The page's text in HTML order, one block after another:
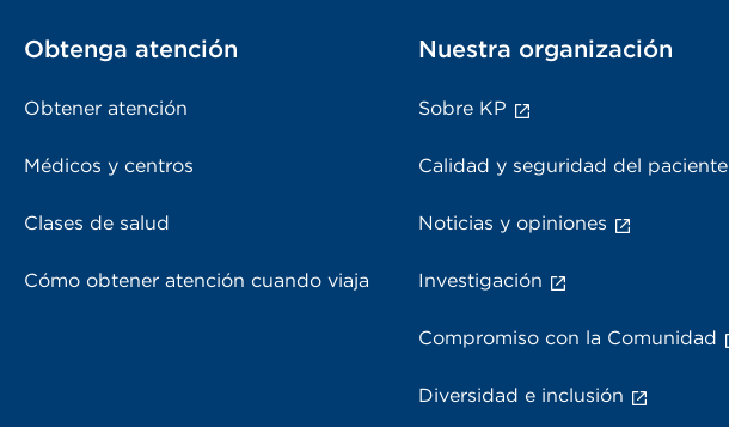
Obtenga atención
Obtener atención
Médicos y centros
Clases de salud
Cómo obtener atención cuando viaja
Nuestra organización
Sobre KP
Calidad y seguridad del paciente
Noticias y opiniones
Investigación
Compromiso con la Comunidad
Diversidad e inclusión